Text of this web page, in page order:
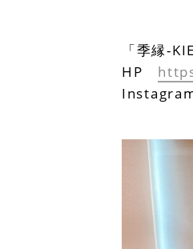
「季縁-
HP